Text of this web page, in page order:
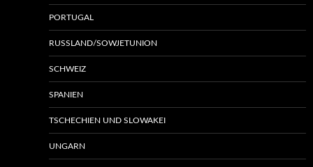
PORTUGAL
RUSSLAND/SOWJETUNION
SCHWEIZ
SPANIEN
TSCHECHIEN UND SLOWAKEI
UNGARN